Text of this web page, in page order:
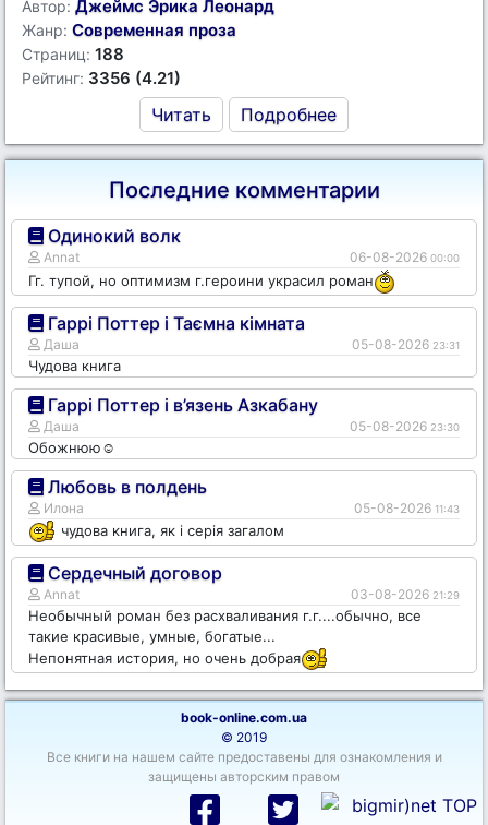
Автор: Джеймс Эрика Леонард
Жанр: Современная проза
Страниц: 188
Рейтинг: 3356 (4.21)
Читать Подробнее
Последние комментарии
Одинокий волк
Annat 06-08-2026 00:00
Гг. тупой, но оптимизм г.героини украсил роман
Гаррі Поттер і Таємна кімната
Даша 05-08-2026 23:31
Чудова книга
Гаррі Поттер і в’язень Азкабану
Даша 05-08-2026 23:30
Обожнюю☺️
Любовь в полдень
Илона 05-08-2026 11:43
чудова книга, як і серія загалом
Сердечный договор
Annat 03-08-2026 21:29
Необычный роман без расхваливания г.г....обычно, все
такие красивые, умные, богатые...
Непонятная история, но очень добрая
book-online.com.ua
© 2019
Все книги на нашем сайте предоставены для ознакомления и
защищены авторским правом